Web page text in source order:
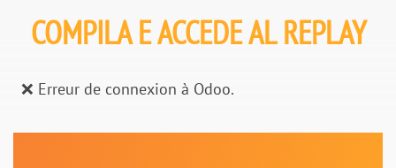
COMPILA E ACCEDE AL REPLAY
❌ Erreur de connexion à Odoo.